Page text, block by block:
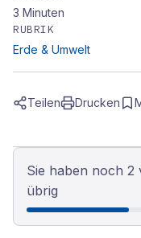
3 Minuten
RUBRIK
Erde & Umwelt
Teilen Drucken
Sie haben noch 2
übrig